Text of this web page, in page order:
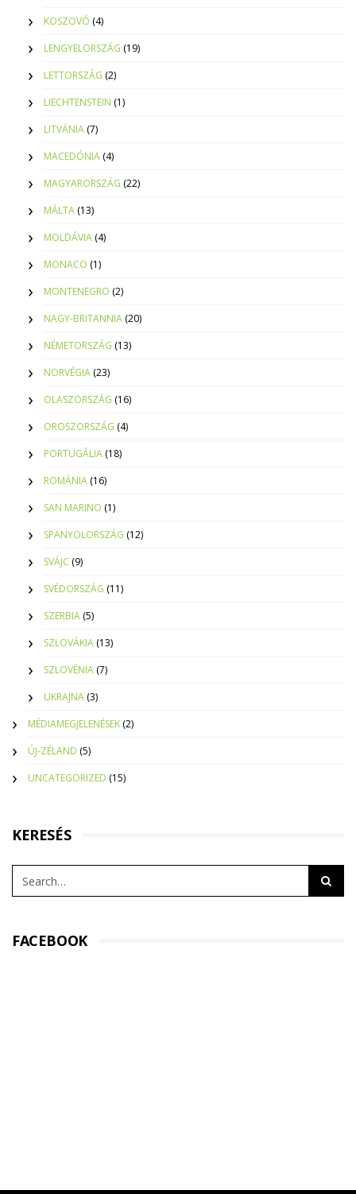
KOSZOVÓ (4)
LENGYELORSZÁG (19)
LETTORSZÁG (2)
LIECHTENSTEIN (1)
LITVÁNIA (7)
MACEDÓNIA (4)
MAGYARORSZÁG (22)
MÁLTA (13)
MOLDÁVIA (4)
MONACO (1)
MONTENEGRO (2)
NAGY-BRITANNIA (20)
NÉMETORSZÁG (13)
NORVÉGIA (23)
OLASZORSZÁG (16)
OROSZORSZÁG (4)
PORTUGÁLIA (18)
ROMÁNIA (16)
SAN MARINO (1)
SPANYOLORSZÁG (12)
SVÁJC (9)
SVÉDORSZÁG (11)
SZERBIA (5)
SZLOVÁKIA (13)
SZLOVÉNIA (7)
UKRAJNA (3)
MÉDIAMEGJELENÉSEK (2)
ÚJ-ZÉLAND (5)
UNCATEGORIZED (15)
KERESÉS
FACEBOOK